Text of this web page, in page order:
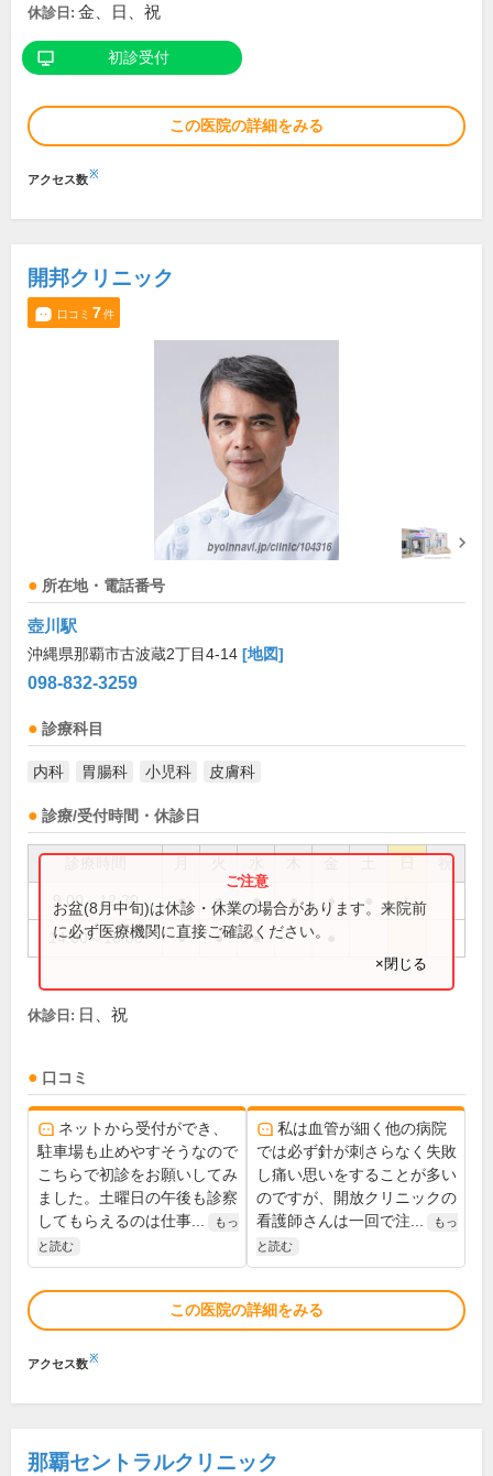
休診日: 金、日、祝
初診受付
この医院の詳細をみる
アクセス数※
開邦クリニック
口コミ 7件
所在地・電話番号
壺川駅
沖縄県那覇市古波蔵2丁目4-14 [地図]
098-832-3259
診療科目
内科 胃腸科 小児科 皮膚科
診療/受付時間・休診日
祝
9:00～12:30 ● ● ● ● ●
14:00～18:00 ● ● ●
お盆(8月中旬)は休診・休業の場合があります。来院前
に必ず医療機関に直接ご確認ください。
×閉じる
休診日: 日、祝
口コミ
ネットから受付ができ、
駐車場も止めやすそうなので
こちらで初診をお願いしてみ
ました。土曜日の午後も診察
してもらえるのは仕事...
もっ
と読む
私は血管が細く他の病院
では必ず針が刺さらなく失敗
し痛い思いをすることが多い
のですが、開放クリニックの
看護師さんは一回で注...
もっ
と読む
この医院の詳細をみる
アクセス数※
那覇セントラルクリニック